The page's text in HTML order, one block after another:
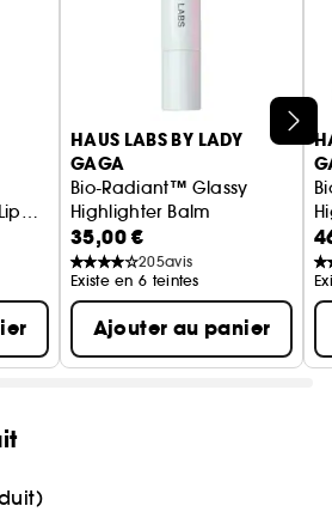
sensation de chaleur après 2
continue
d'une huile à lèvres, le
+ la brillance d'un gloss
sans ingrédient d’origine
HAUS LABS BY LADY
GAGA
Bio-Radiant™ Glassy
Highlighter Balm
Baume enlumineur visage
35,00 €
205avis
Existe en 6 teintes
Ajouter au panier